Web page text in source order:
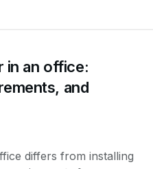
in an office:
and
differs from installing